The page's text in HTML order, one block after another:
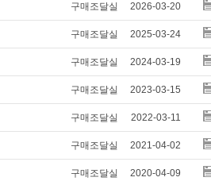
구매조달실 2026-03-20
구매조달실 2025-03-24
구매조달실 2024-03-19
구매조달실 2023-03-15
구매조달실 2022-03-11
구매조달실 2021-04-02
구매조달실 2020-04-09